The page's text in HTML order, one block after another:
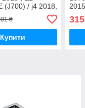
(J700) / j4 2018,
₴
Купити
315